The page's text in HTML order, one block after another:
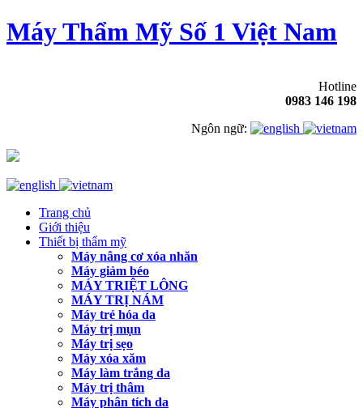
Máy Thẩm Mỹ Số 1 Việt Nam
Hotline
0983 146 198
Ngôn ngữ:
Trang chủ
Giới thiệu
Thiết bị thẩm mỹ
Máy nâng cơ xóa nhăn
Máy giảm béo
MÁY TRIỆT LÔNG
MÁY TRỊ NÁM
Máy trẻ hóa da
Máy trị mụn
Máy trị sẹo
Máy xóa xăm
Máy làm trắng da
Máy trị thâm
Máy phân tích da